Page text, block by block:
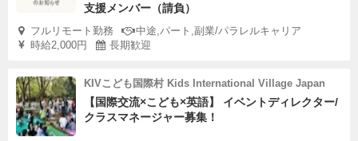
支援メンバー（請負）
フルリモート勤務
中途,パート,副業/パラレルキャリア
時給2,000円
長期歓迎
KIVこども国際村 Kids International Village Japan
【国際交流×こども×英語】 イベントディレクター/
クラスマネージャー募集！